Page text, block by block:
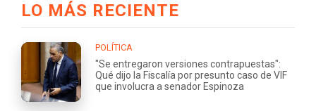
LO MÁS RECIENTE
POLÍTICA
"Se entregaron versiones contrapuestas":
Qué dijo la Fiscalía por presunto caso de VIF
que involucra a senador Espinoza